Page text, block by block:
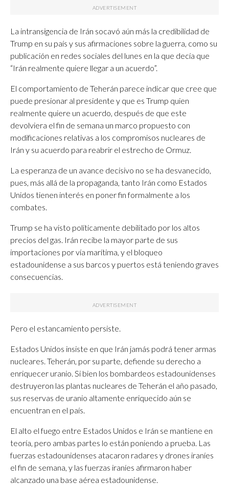
La intransigencia de Irán socavó aún más la credibilidad de
Trump en su país y sus afirmaciones sobre la guerra, como su
publicación en redes sociales del lunes en la que decía que
“Irán realmente quiere llegar a un acuerdo”.
El comportamiento de Teherán parece indicar que cree que
puede presionar al presidente y que es Trump quien
realmente quiere un acuerdo, después de que este
devolviera el fin de semana un marco propuesto con
modificaciones relativas a los compromisos nucleares de
Irán y su acuerdo para reabrir el estrecho de Ormuz.
La esperanza de un avance decisivo no se ha desvanecido,
pues, más allá de la propaganda, tanto Irán como Estados
Unidos tienen interés en poner fin formalmente a los
combates.
Trump se ha visto políticamente debilitado por los altos
precios del gas. Irán recibe la mayor parte de sus
importaciones por vía marítima, y ​​el bloqueo
estadounidense a sus barcos y puertos está teniendo graves
consecuencias.
Pero el estancamiento persiste.
Estados Unidos insiste en que Irán jamás podrá tener armas
nucleares. Teherán, por su parte, defiende su derecho a
enriquecer uranio. Si bien los bombardeos estadounidenses
destruyeron las plantas nucleares de Teherán el año pasado,
sus reservas de uranio altamente enriquecido aún se
encuentran en el país.
El alto el fuego entre Estados Unidos e Irán se mantiene en
teoría, pero ambas partes lo están poniendo a prueba. Las
fuerzas estadounidenses atacaron radares y drones iraníes
el fin de semana, y las fuerzas iraníes afirmaron haber
alcanzado una base aérea estadounidense.